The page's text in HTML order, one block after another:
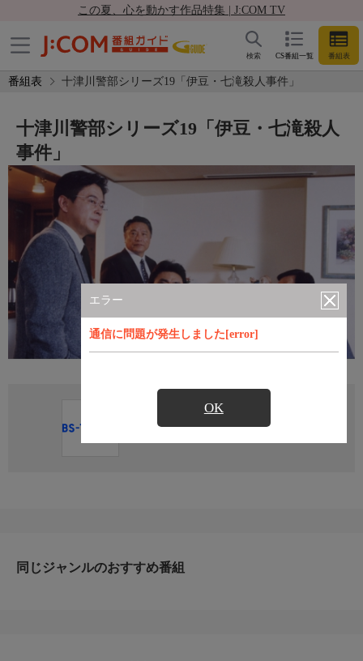
この夏、心を動かす作品特集 | J:COM TV
CS番組一覧 番組表
検索
番組表 十津川警部シリーズ19「伊豆・七滝殺人事件」
エラー
通信に問題が発生しました[error]
OK
十津川警部シリーズ19「伊豆・七滝殺人
事件」
直近の放送予定はありません
同じジャンルのおすすめ番組